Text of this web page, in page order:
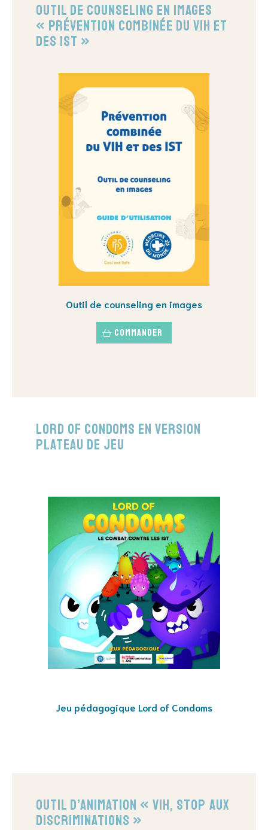
Outil de counseling en images
« Prévention combinée du VIH et
des IST »
Outil de counseling en images
Commander
Lord of Condoms en version
plateau de jeu
Jeu pédagogique Lord of Condoms
Outil d’animation « VIH, stop aux
discriminations »